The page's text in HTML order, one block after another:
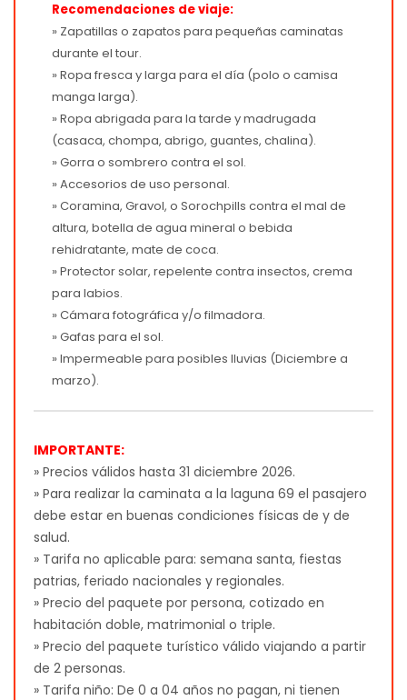
Recomendaciones de viaje:
» Zapatillas o zapatos para pequeñas caminatas
durante el tour.
» Ropa fresca y larga para el día (polo o camisa
manga larga).
» Ropa abrigada para la tarde y madrugada
(casaca, chompa, abrigo, guantes, chalina).
» Gorra o sombrero contra el sol.
» Accesorios de uso personal.
» Coramina, Gravol, o Sorochpills contra el mal de
altura, botella de agua mineral o bebida
rehidratante, mate de coca.
» Protector solar, repelente contra insectos, crema
para labios.
» Cámara fotográfica y/o filmadora.
» Gafas para el sol.
» Impermeable para posibles lluvias (Diciembre a
marzo).
IMPORTANTE:
» Precios válidos hasta 31 diciembre 2026.
» Para realizar la caminata a la laguna 69 el pasajero
debe estar en buenas condiciones físicas de y de
salud.
» Tarifa no aplicable para: semana santa, fiestas
patrias, feriado nacionales y regionales.
» Precio del paquete por persona, cotizado en
habitación doble, matrimonial o triple.
» Precio del paquete turístico válido viajando a partir
de 2 personas.
» Tarifa niño: De 0 a 04 años no pagan, ni tienen